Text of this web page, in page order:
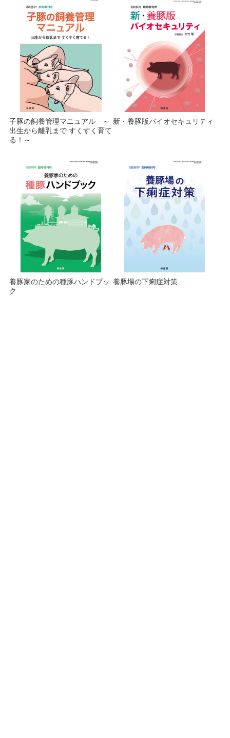
子豚の飼養管理マニュアル ～
出生から離乳まで すくすく育て
る！～
新・養豚版バイオセキュリティ
養豚家のための種豚ハンドブッ
ク
養豚場の下痢症対策